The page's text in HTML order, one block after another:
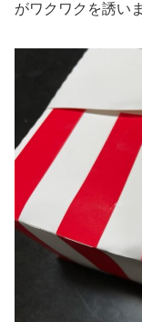
がワクワクを誘い